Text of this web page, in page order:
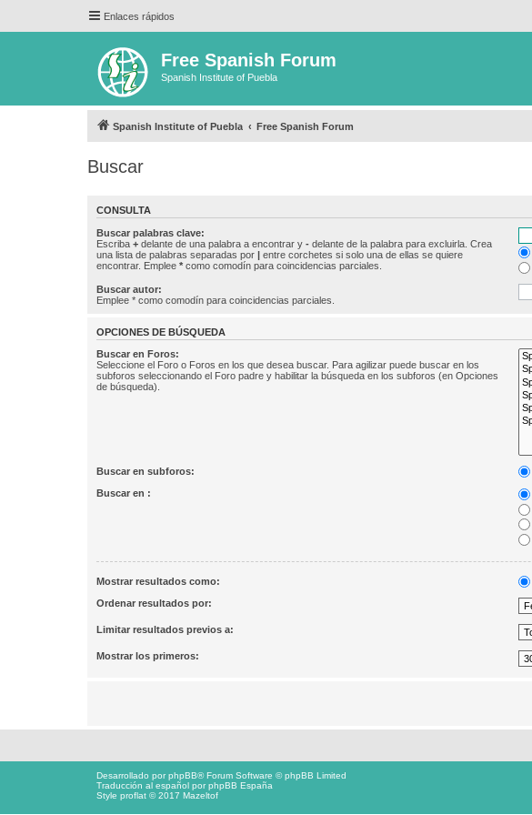
Enlaces rápidos
Free Spanish Forum
Spanish Institute of Puebla
Spanish Institute of Puebla Free Spanish Forum
Buscar
CONSULTA
Buscar palabras clave:
Escriba + delante de una palabra a encontrar y - delante de la palabra para excluirla. Crea
una lista de palabras separadas por | entre corchetes si solo una de ellas se quiere
encontrar. Emplee * como comodín para coincidencias parciales.
Buscar autor:
Emplee * como comodín para coincidencias parciales.
OPCIONES DE BÚSQUEDA
Buscar en Foros:
Seleccione el Foro o Foros en los que desea buscar. Para agilizar puede buscar en los
subforos seleccionando el Foro padre y habilitar la búsqueda en los subforos (en Opciones
de búsqueda).
Buscar en subforos:
Buscar en :
Mostrar resultados como:
Ordenar resultados por:
Limitar resultados previos a:
Mostrar los primeros:
Desarrollado porphpBB® Forum Software © phpBB Limited
Traducción al español porphpBB España
Style proflat © 2017 Mazeltof